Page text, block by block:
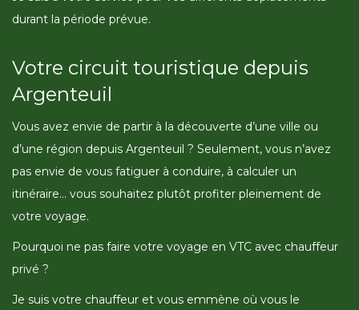
durant la période prévue.
Votre circuit touristique depuis
Argenteuil
Vous avez envie de partir à la découverte d’une ville ou
d’une région depuis Argenteuil ? Seulement, vous n’avez
pas envie de vous fatiguer à conduire, à calculer un
itinéraire… vous souhaitez plutôt profiter pleinement de
votre voyage.
Pourquoi ne pas faire votre voyage en VTC avec chauffeur
privé ?
Je suis votre chauffeur et vous emmène où vous le